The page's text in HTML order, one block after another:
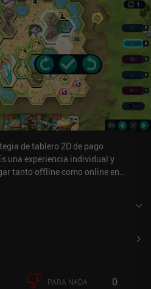
de tablero 2D de pago
una experiencia individual y
tanto offline como online en
PARA NADA 0